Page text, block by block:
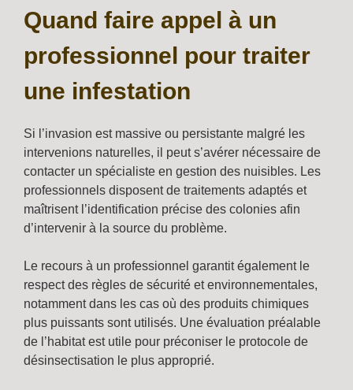
Quand faire appel à un
professionnel pour traiter
une infestation
Si l’invasion est massive ou persistante malgré les
intervenions naturelles, il peut s’avérer nécessaire de
contacter un spécialiste en gestion des nuisibles. Les
professionnels disposent de traitements adaptés et
maîtrisent l’identification précise des colonies afin
d’intervenir à la source du problème.
Le recours à un professionnel garantit également le
respect des règles de sécurité et environnementales,
notamment dans les cas où des produits chimiques
plus puissants sont utilisés. Une évaluation préalable
de l’habitat est utile pour préconiser le protocole de
désinsectisation le plus approprié.